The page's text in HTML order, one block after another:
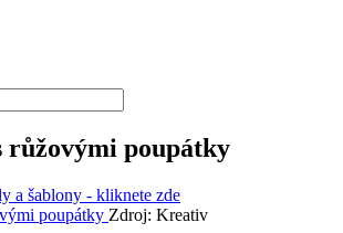
růžovými poupátky
a šablony - kliknete zde
Zdroj: Kreativ